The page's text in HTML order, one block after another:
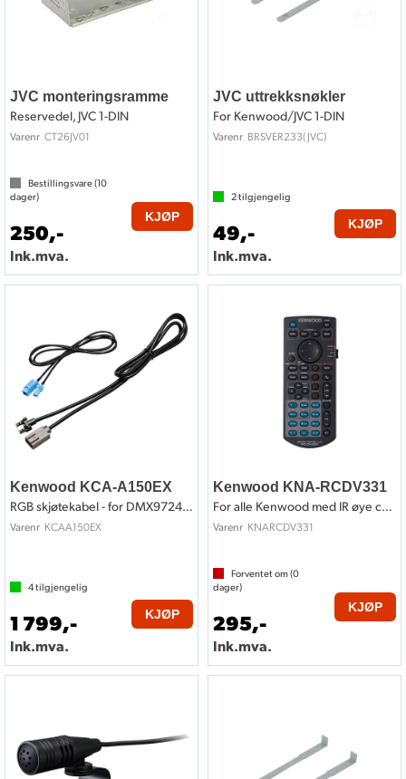
JVC monteringsramme
Reservedel, JVC 1-DIN
Varenr CT26JV01
Bestillingsvare (10
dager)
250,-
Ink.mva.
KJØP
JVC uttrekksnøkler
For Kenwood/JVC 1-DIN
Varenr BRSVER233(JVC)
2tilgjengelig
49,-
Ink.mva.
KJØP
Kenwood KCA-A150EX
RGB skjøtekabel - for DMX9724XDS
Varenr KCAA150EX
4tilgjengelig
1 799,-
Ink.mva.
KJØP
Kenwood KNA-RCDV331
For alle Kenwood med IR øye ca 1999->
Varenr KNARCDV331
Forventet om (0
dager)
295,-
Ink.mva.
KJØP